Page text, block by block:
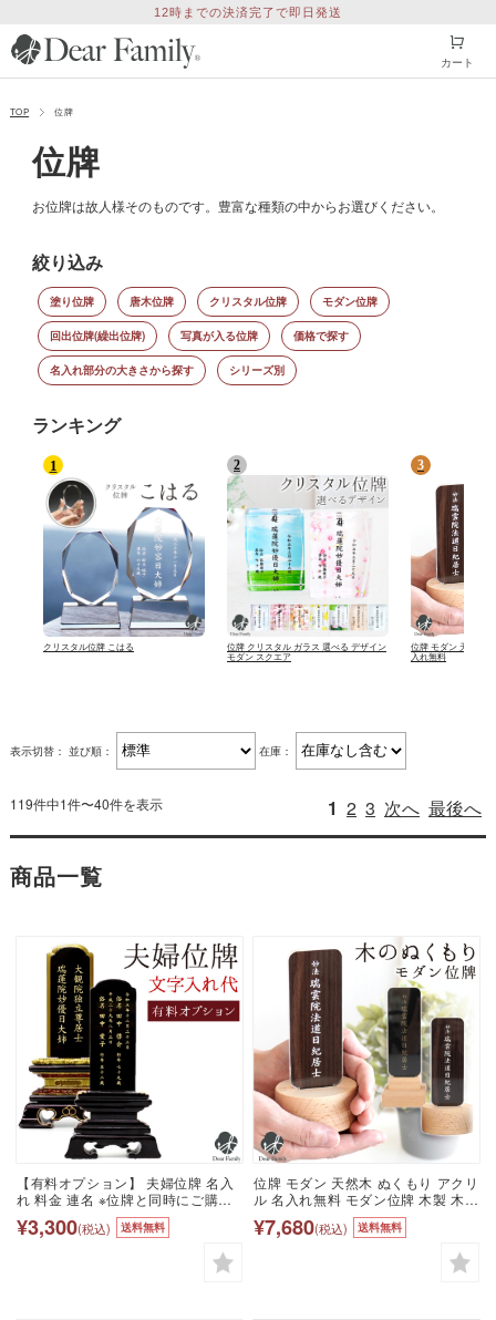
12時までの決済完了で即日発送
カート
TOP 位牌
位牌
お位牌は故人様そのものです。豊富な種類の中からお選びください。
絞り込み
塗り位牌 唐木位牌 クリスタル位牌 モダン位牌
回出位牌(繰出位牌) 写真が入る位牌 価格で探す
名入れ部分の大きさから探す シリーズ別
ランキング
表示切替： 並び順： 在庫：
119件中1件〜40件を表示 1 2 3 次へ 最後へ
商品一覧
【有料オプション】 夫婦位牌 名入
れ 料金 連名 ※位牌と同時にご購入
ください 名入れ 彫刻 名前 戒名 梵
字 四十九日 夫婦 夫 妻 2名分 彫刻
¥3,300(税込) 送料無料
位牌 モダン 天然木 ぬくもり アクリ
ル 名入れ無料 モダン位牌 木製 木材
ブナ 仏具 現代風 シンプル おしゃれ
リビング マンション 四十九日 家具
調位牌 現代調位牌 名入れ 彫刻 名前
¥7,680(税込) 送料無料